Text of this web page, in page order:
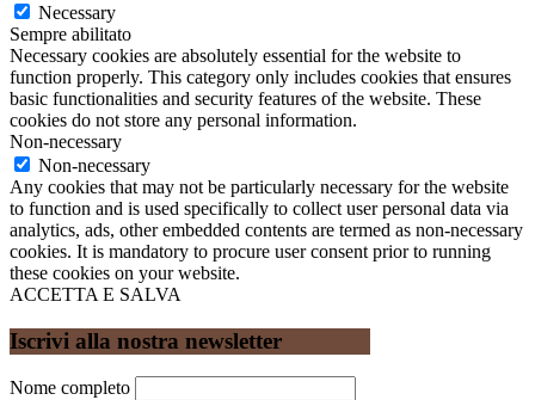
Necessary
Sempre abilitato
Necessary cookies are absolutely essential for the website to
function properly. This category only includes cookies that ensures
basic functionalities and security features of the website. These
cookies do not store any personal information.
Non-necessary
Non-necessary
Any cookies that may not be particularly necessary for the website
to function and is used specifically to collect user personal data via
analytics, ads, other embedded contents are termed as non-necessary
cookies. It is mandatory to procure user consent prior to running
these cookies on your website.
ACCETTA E SALVA
Iscrivi alla nostra newsletter
Nome completo